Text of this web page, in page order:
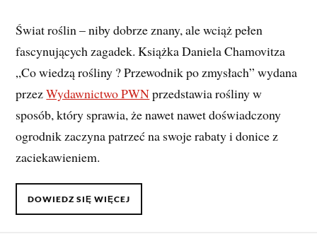
Świat roślin – niby dobrze znany, ale wciąż pełen
fascynujących zagadek. Książka Daniela Chamovitza
„Co wiedzą rośliny ? Przewodnik po zmysłach” wydana
przezWydawnictwo PWNprzedstawia rośliny w
sposób, który sprawia, że nawet nawet doświadczony
ogrodnik zaczyna patrzeć na swoje rabaty i donice z
zaciekawieniem.
DOWIEDZ SIĘ WIĘCEJ